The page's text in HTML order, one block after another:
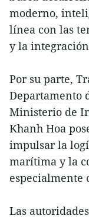
moderno,
línea con las
y la
Por su parte,
Departamento
Ministerio de
Khanh Hoa
impulsar la
marítima y la
especialmente
Las